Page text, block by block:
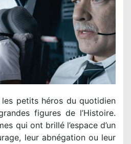
petits héros du quotidien
figures de l’Histoire.
qui ont brillé l’espace d’un
leur abnégation ou leur